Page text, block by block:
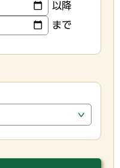
以降
まで